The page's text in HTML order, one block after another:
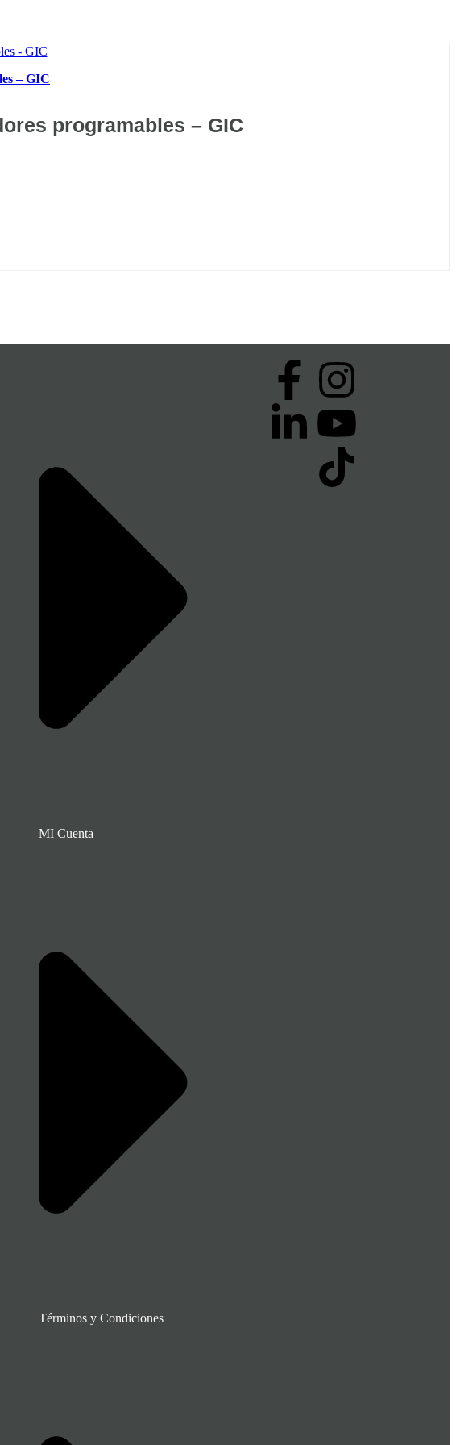
– GIC
programables – GIC
MI Cuenta
Términos y Condiciones